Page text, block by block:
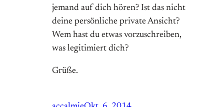
jemand auf dich hören? Ist das nicht
deine persönliche private Ansicht?
Wem hast du etwas vorzuschreiben,
was legitimiert dich?
Grüße.